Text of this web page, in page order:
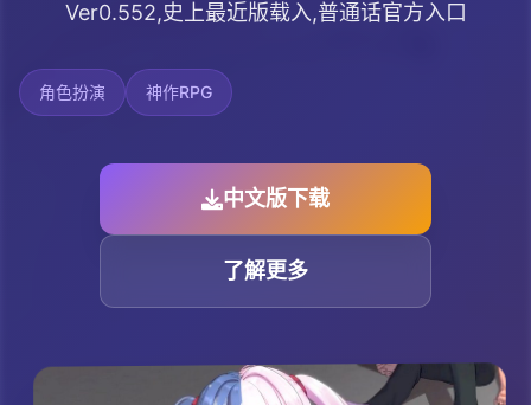
Ver0.552,史上最近版载入,普通话官方入口
角色扮演 神作RPG
中文版下载
了解更多